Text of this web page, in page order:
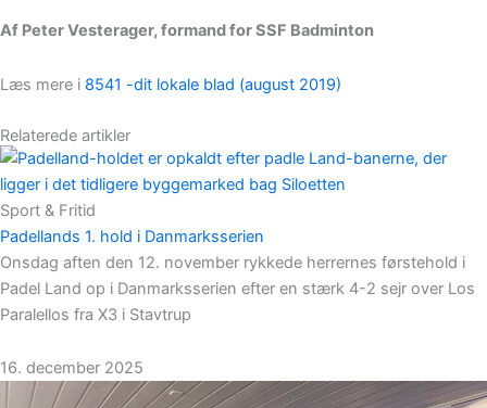
Af Peter Vesterager, formand for SSF Badminton
Læs mere i 8541 -dit lokale blad (august 2019)
Relaterede artikler
Sport & Fritid
Padellands 1. hold i Danmarksserien
Onsdag aften den 12. november rykkede herrernes førstehold i
Padel Land op i Danmarksserien efter en stærk 4-2 sejr over Los
Paralellos fra X3 i Stavtrup
16. december 2025